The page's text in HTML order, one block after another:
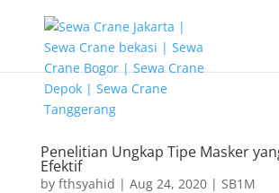
Penelitian Ungkap Tipe Masker
Efektif
by fthsyahid | Aug 24, 2020| SB1M